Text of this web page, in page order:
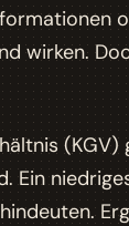
wirken.
Ein